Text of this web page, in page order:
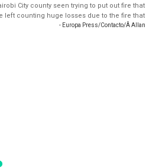
City county seen trying to put out fire
counting huge losses due to the fire
- Europa Press/Contacto/Â